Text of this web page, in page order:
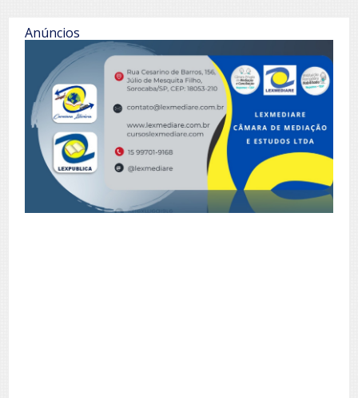
Anúncios